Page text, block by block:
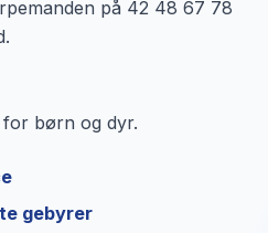
på 42 48 67 78
for børn og dyr.
gebyrer